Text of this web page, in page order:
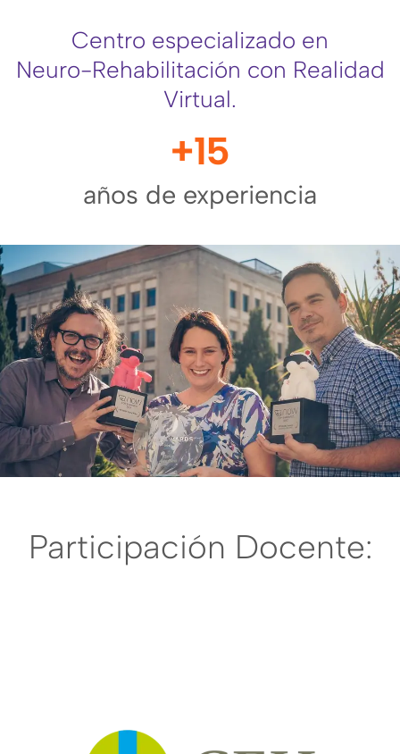
Centro especializado en
Neuro-Rehabilitación con Realidad
Virtual.
años de experiencia
+15
Participación Docente: